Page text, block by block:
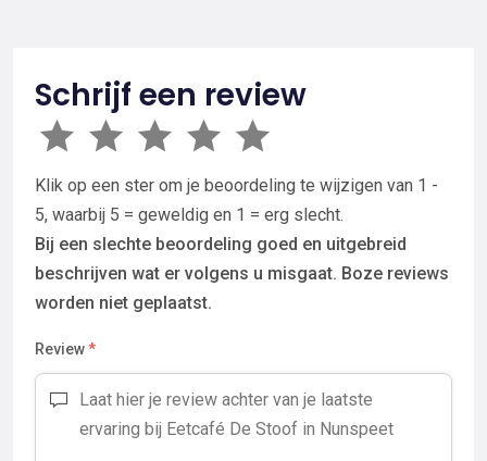
Schrijf een review
Klik op een ster om je beoordeling te wijzigen van 1 -
5, waarbij 5 = geweldig en 1 = erg slecht.
Bij een slechte beoordeling goed en uitgebreid
beschrijven wat er volgens u misgaat. Boze reviews
worden niet geplaatst.
Review*